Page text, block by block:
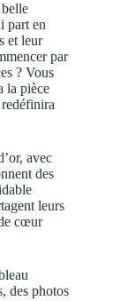
part en
et leur
par
? Vous
la pièce
avec
des
leurs
cœur
des photos